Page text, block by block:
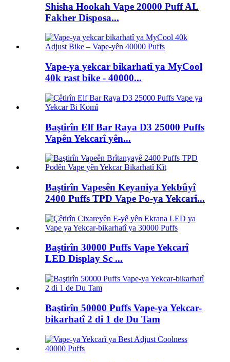
Shisha Hookah Vape 20000 Puff AL
Fakher Disposa...
Vape-ya yekcar bikarhatî ya MyCool
40k rast bike - 40000...
Baştirîn Elf Bar Raya D3 25000 Puffs
Vapên Yekcarî yên...
Baştirîn Vapesên Keyaniya Yekbûyî
2400 Puffs TPD Vape Po-ya Yekcarî...
Baştirîn 30000 Puffs Vape Yekcarî
LED Display Sc ...
Baştirîn 50000 Puffs Vape-ya Yekcar-
bikarhatî 2 di 1 de Du Tam